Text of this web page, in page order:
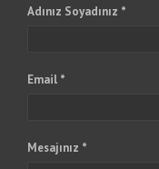
Adınız Soyadınız *
Email *
Mesajınız *